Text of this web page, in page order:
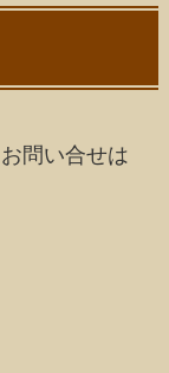
問い合せは